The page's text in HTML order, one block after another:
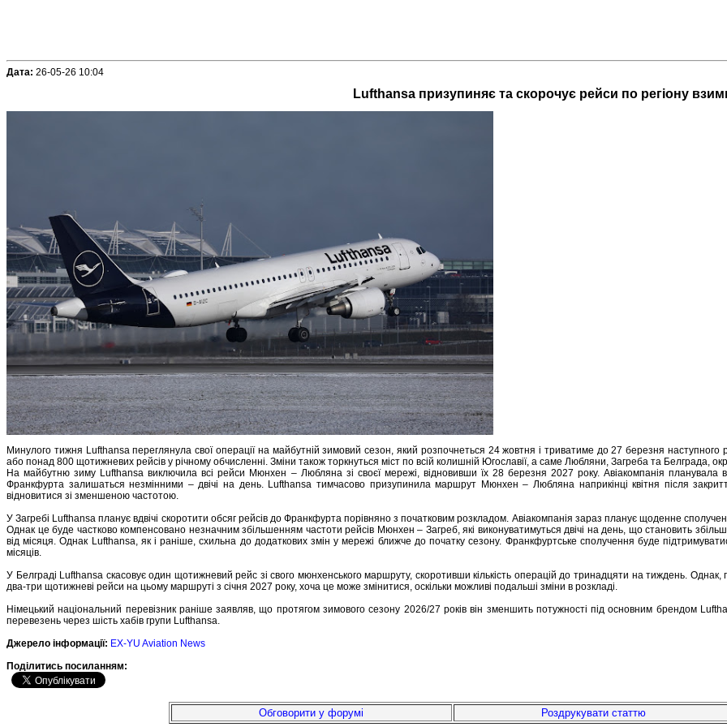
Дата: 26-05-26 10:04
Lufthansa призупиняє та скорочує рейси по регіону
Минулого тижня Lufthansa переглянула свої операції на майбутній зимовий сезон, який розпочнеться 24 жовтня і триватиме до 27 березня
або понад 800 щотижневих рейсів у річному обчисленні. Зміни також торкнуться міст по всій колишній Югославії, а саме Любляни, Загреба та Белграда,
На майбутню зиму Lufthansa виключила всі рейси Мюнхен – Любляна зі своєї мережі, відновивши їх 28 березня 2027 року. Авіакомпанія планувала
Франкфурта залишаться незмінними – двічі на день. Lufthansa тимчасово призупинила маршрут Мюнхен – Любляна наприкінці квітня після
відновитися зі зменшеною частотою.
У Загребі Lufthansa планує вдвічі скоротити обсяг рейсів до Франкфурта порівняно з початковим розкладом. Авіакомпанія зараз планує щоденне
Однак це буде частково компенсовано незначним збільшенням частоти рейсів Мюнхен – Загреб, які виконуватимуться двічі на день, що становить
від місяця. Однак Lufthansa, як і раніше, схильна до додаткових змін у мережі ближче до початку сезону. Франкфуртське сполучення буде
місяців.
У Белграді Lufthansa скасовує один щотижневий рейс зі свого мюнхенського маршруту, скоротивши кількість операцій до тринадцяти на тиждень.
два-три щотижневі рейси на цьому маршруті з січня 2027 року, хоча це може змінитися, оскільки можливі подальші зміни в розкладі.
Німецький національний перевізник раніше заявляв, що протягом зимового сезону 2026/27 років він зменшить потужності під основним брендом
перевезень через шість хабів групи Lufthansa.
Джерело інформації: EX-YU Aviation News
Подiлитись посиланням:
Обговорити у форумі Роздрукувати статтю